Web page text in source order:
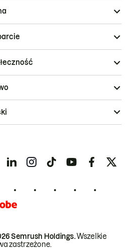
Semrush Holdings.Wszelkie
zastrzeżone.